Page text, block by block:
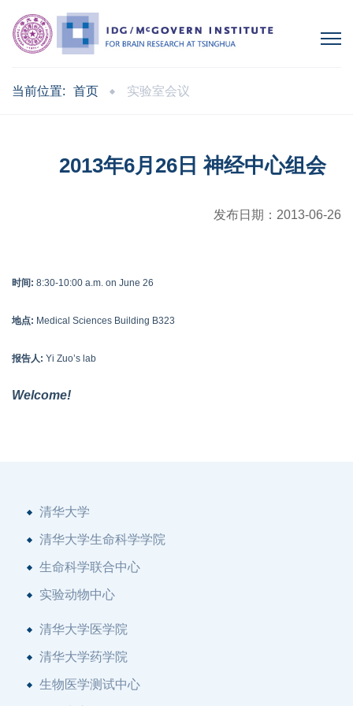
当前位置: 首页 实验室会议
2013年6月26日 神经中心组会
发布日期： 2013-06-26
时间: 8:30-10:00 a.m. on June 26
地点: Medical Sciences Building B323
报告人: Yi Zuo’s lab
Welcome!
清华大学
清华大学生命科学学院
生命科学联合中心
实验动物中心
清华大学医学院
清华大学药学院
生物医学测试中心